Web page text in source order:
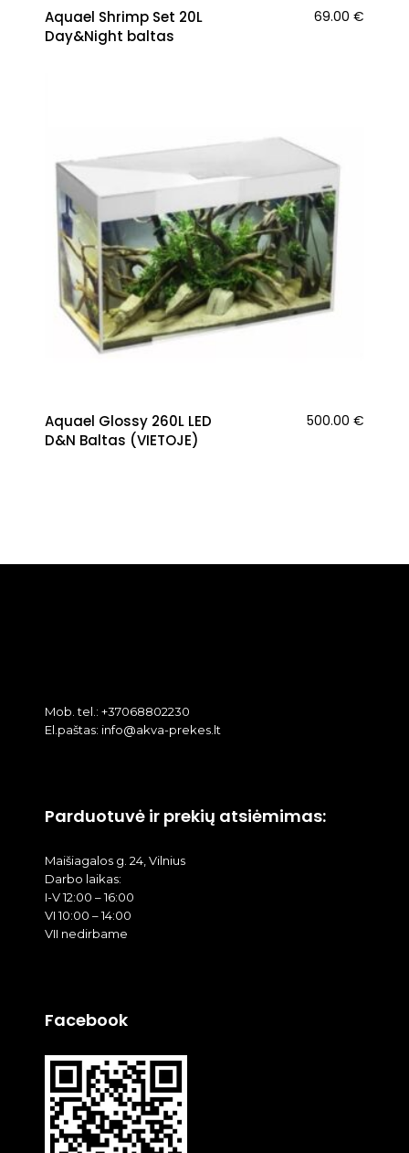
Aquael Shrimp Set 20L
Day&Night baltas
69.00 €
Aquael Glossy 260L LED
D&N Baltas (VIETOJE)
500.00 €
Mob. tel.: +37068802230
El.paštas: info@akva-prekes.lt
Parduotuvė ir prekių atsiėmimas:
Maišiagalos g. 24, Vilnius
Darbo laikas:
I-V 12:00 – 16:00
VI 10:00 – 14:00
VII nedirbame
Facebook